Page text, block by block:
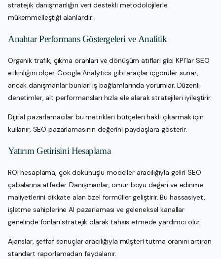
stratejik danışmanlığın veri destekli metodolojilerle
mükemmelleştiği alanlardır.
Anahtar Performans Göstergeleri ve Analitik
Organik trafik, çıkma oranları ve dönüşüm atıfları gibi KPI’lar SEO
etkinliğini ölçer. Google Analytics gibi araçlar içgörüler sunar,
ancak danışmanlar bunları iş bağlamlarında yorumlar. Düzenli
denetimler, alt performansları hızla ele alarak stratejileri iyileştirir.
Dijital pazarlamacılar bu metrikleri bütçeleri haklı çıkarmak için
kullanır, SEO pazarlamasının değerini paydaşlara gösterir.
Yatırım Getirisini Hesaplama
ROI hesaplama, çok dokunuşlu modeller aracılığıyla geliri SEO
çabalarına atfeder. Danışmanlar, ömür boyu değeri ve edinme
maliyetlerini dikkate alan özel formüller geliştirir. Bu hassasiyet,
işletme sahiplerine AI pazarlaması ve geleneksel kanallar
genelinde fonları stratejik olarak tahsis etmede yardımcı olur.
Ajanslar, şeffaf sonuçlar aracılığıyla müşteri tutma oranını artıran
standart raporlamadan faydalanır.